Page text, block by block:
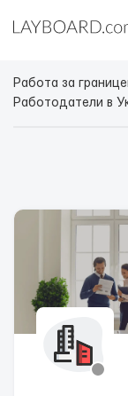
Работа за
Работодатели в